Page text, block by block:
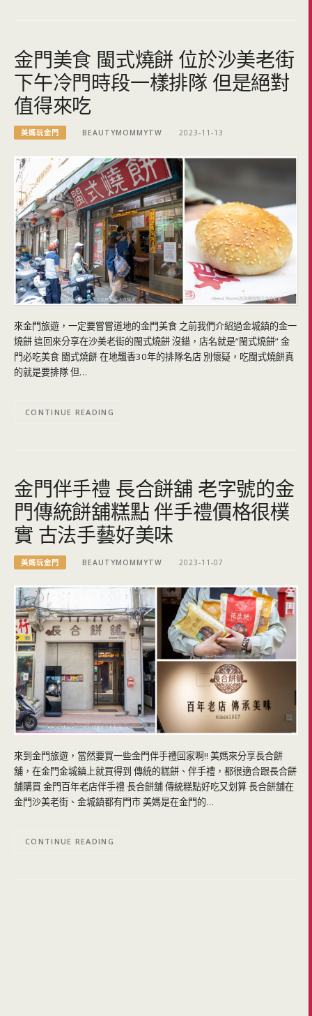
金門美食 閩式燒餅 位於沙美老街
下午冷門時段一樣排隊 但是絕對
值得來吃
美媽玩金門 BEAUTYMOMMYTW 2023-11-13
來金門旅遊，一定要嘗嘗道地的金門美食 之前我們介紹過金城鎮的金一
燒餅 這回來分享在沙美老街的閩式燒餅 沒錯，店名就是”閩式燒餅” 金
門必吃美食 閩式燒餅 在地飄香30年的排隊名店 別懷疑，吃閩式燒餅真
的就是要排隊 但…
CONTINUE READING
金門伴手禮 長合餅舖 老字號的金
門傳統餅舖糕點 伴手禮價格很樸
實 古法手藝好美味
美媽玩金門 BEAUTYMOMMYTW 2023-11-07
來到金門旅遊，當然要買一些金門伴手禮回家啊!! 美媽來分享長合餅
舖，在金門金城鎮上就買得到 傳統的糕餅、伴手禮，都很適合跟長合餅
舖購買 金門百年老店伴手禮 長合餅舖 傳統糕點好吃又划算 長合餅舖在
金門沙美老街、金城鎮都有門市 美媽是在金門的…
CONTINUE READING